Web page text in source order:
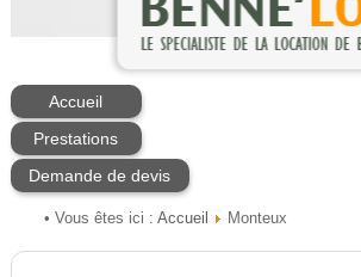
Accueil
Prestations
Demande de devis
• Vous êtes ici : Accueil Monteux